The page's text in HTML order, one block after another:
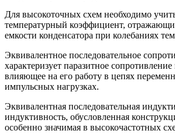
Для высокоточных схем необходимо
температурный коэффициент,
емкости конденсатора при колебаниях
Эквивалентное последовательное
характеризует паразитное сопротивление
влияющее на его работу в цепях
импульсных нагрузках.
Эквивалентная последовательная
индуктивность, обусловленная
особенно значимая в высокочастотных